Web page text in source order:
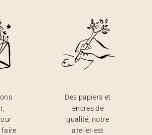
faire
Des papiers et
encres de
qualité, notre
atelier est